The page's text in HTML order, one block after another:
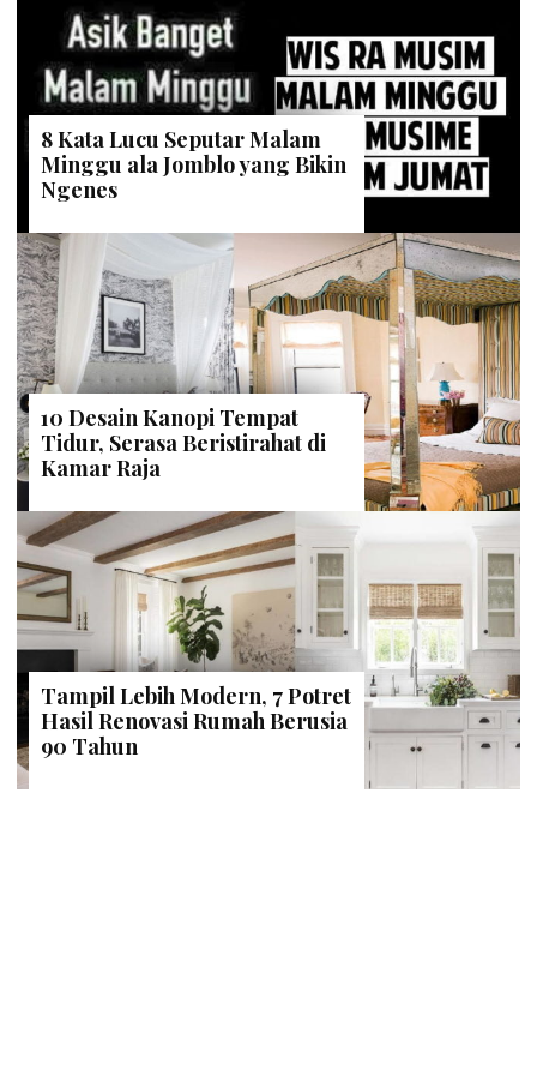
8 Kata Lucu Seputar Malam
Minggu ala Jomblo yang Bikin
Ngenes
10 Desain Kanopi Tempat
Tidur, Serasa Beristirahat di
Kamar Raja
Tampil Lebih Modern, 7 Potret
Hasil Renovasi Rumah Berusia
90 Tahun